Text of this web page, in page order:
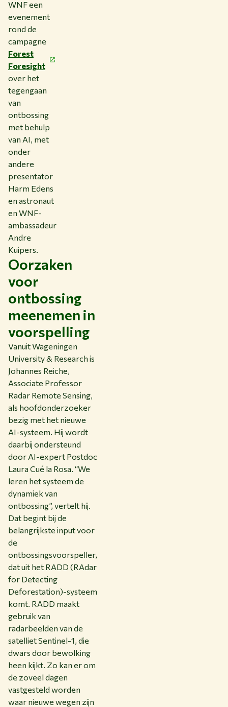
WNF een
evenement
rond de
campagne
Forest
Foresight
over het
tegengaan
van
ontbossing
met behulp
van AI, met
onder
andere
presentator
Harm Edens
en astronaut
en WNF-
ambassadeur
Andre
Kuipers.
Oorzaken
voor
ontbossing
meenemen in
voorspelling
Vanuit Wageningen
University & Research is
Johannes Reiche,
Associate Professor
Radar Remote Sensing,
als hoofdonderzoeker
bezig met het nieuwe
AI-systeem. Hij wordt
daarbij ondersteund
door AI-expert Postdoc
Laura Cué la Rosa. “We
leren het systeem de
dynamiek van
ontbossing”, vertelt hij.
Dat begint bij de
belangrijkste input voor
de
ontbossingsvoorspeller,
dat uit het RADD (RAdar
for Detecting
Deforestation)-systeem
komt. RADD maakt
gebruik van
radarbeelden van de
satelliet Sentinel-1, die
dwars door bewolking
heen kijkt. Zo kan er om
de zoveel dagen
vastgesteld worden
waar nieuwe wegen zijn